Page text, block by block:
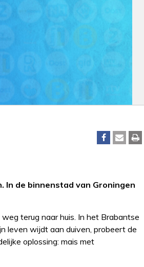
de binnenstad van Groningen
terug naar huis. In het Brabantse
leven wijdt aan duiven, probeert de
oplossing: mais met